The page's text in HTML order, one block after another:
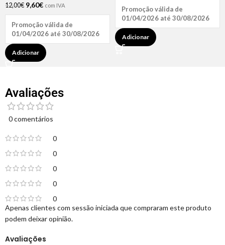
12,00€ 9,60€ com IVA
Promoção válida de
01/04/2026 até 30/08/2026
Adicionar
Promoção válida de
01/04/2026 até 30/08/2026
Adicionar
Avaliações
0 comentários
0
0
0
0
0
Avaliações
Apenas clientes com sessão iniciada que compraram este produto
podem deixar opinião.